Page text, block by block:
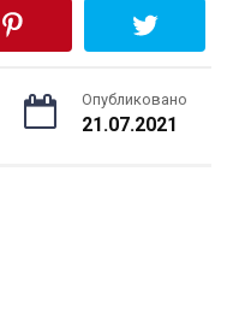
Опубликовано
21.07.2021